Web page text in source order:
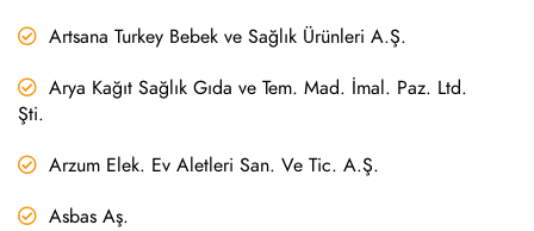
Artsana Turkey Bebek ve Sağlık Ürünleri A.Ş.
Arya Kağıt Sağlık Gıda ve Tem. Mad. İmal. Paz. Ltd.
Şti.
Arzum Elek. Ev Aletleri San. Ve Tic. A.Ş.
Asbas Aş.